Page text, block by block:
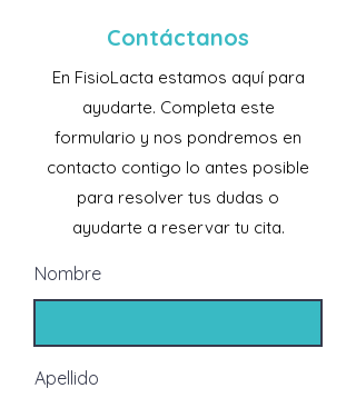
Contáctanos
En FisioLacta estamos aquí para
ayudarte. Completa este
formulario y nos pondremos en
contacto contigo lo antes posible
para resolver tus dudas o
ayudarte a reservar tu cita.
Nombre
Apellido